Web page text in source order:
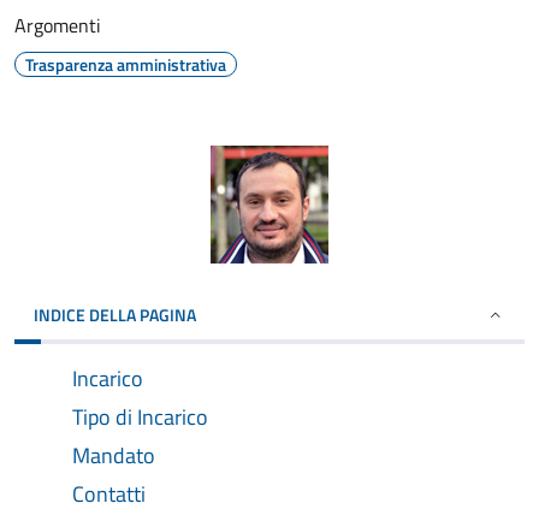
Argomenti
Trasparenza amministrativa
INDICE DELLA PAGINA
Incarico
Tipo di Incarico
Mandato
Contatti